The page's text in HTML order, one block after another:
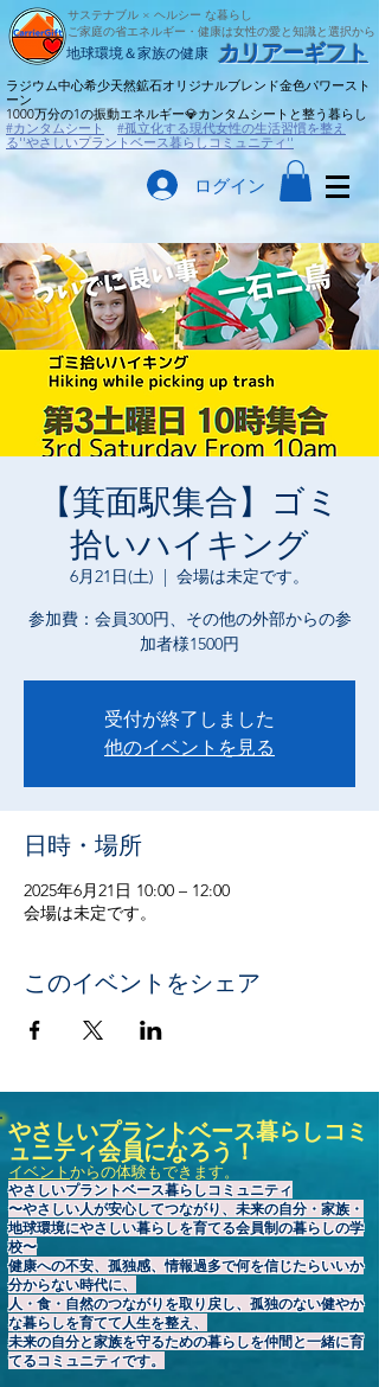
​地球環境＆家族の健康 ​カリアーギフト
サステナブル × ヘルシー な暮らし
ご家庭の省エネルギー・健康は女性の愛と知識と選択から
ラジウム中心希少天然鉱石オリジナルブレンド金色パワースト
ーン
​1000万分の1の振動エネルギー💎カンタムシートと整う暮らし
#カンタムシート
#孤立化する現代女性の生活習慣を整え
る''やさしいプラントベース暮らしコミュニティ''
ログイン
【箕面駅集合】ゴミ
拾いハイキング
6月21日(土)
  |
会場は未定です。
参加費：会員300円、その他の外部からの参
加者様1500円
受付が終了しました
他のイベントを見る
日時・場所
2025年6月21日 10:00 – 12:00
会場は未定です。
このイベントをシェア
やさしいプラントベース暮らしコミ
ュニティ会員になろう！
イベントからの体験もできます。
やさしいプラントベース暮らしコミュニティ
〜やさしい人が安心してつながり、未来の自分・家族・
地球環境にやさしい暮らしを育てる会員制の暮らしの学
校〜
健康への不安、孤独感、情報過多で何を信じたらいいか
分からない時代に、
人・食・自然のつながりを取り戻し、孤独のない健やか
な暮らしを育てて人生を整え、
未来の自分と家族を守るための暮らしを仲間と一緒に育
てるコミュニティです。